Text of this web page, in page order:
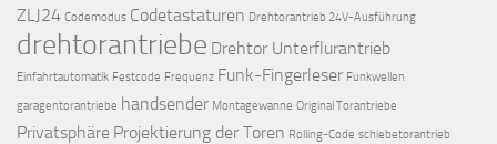
ZLJ24 Codemodus Codetastaturen Drehtorantrieb 24V-Ausführung
drehtorantriebe Drehtor Unterflurantrieb
Einfahrtautomatik Festcode Frequenz Funk-Fingerleser Funkwellen
garagentorantriebe handsender Montagewanne Original Torantriebe
Privatsphäre Projektierung der Toren Rolling-Code schiebetorantrieb